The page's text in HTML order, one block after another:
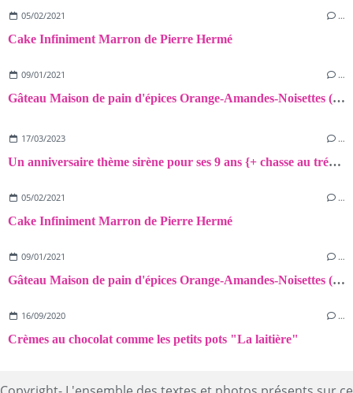
05/02/2021 …
Cake Infiniment Marron de Pierre Hermé
09/01/2021 …
Gâteau Maison de pain d'épices Orange-Amandes-Noisettes (sans gluten et sans lactose)
17/03/2023 …
Un anniversaire thème sirène pour ses 9 ans {+ chasse au trésor!}
05/02/2021 …
Cake Infiniment Marron de Pierre Hermé
09/01/2021 …
Gâteau Maison de pain d'épices Orange-Amandes-Noisettes (sans gluten et sans lactose)
16/09/2020 …
Crèmes au chocolat comme les petits pots "La laitière"